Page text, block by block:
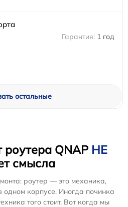
1 год
остальные
роутера QNAP НЕ
смысла
роутер — это механика,
одном корпусе. Иногда починка
того стоит. Вот когда мы